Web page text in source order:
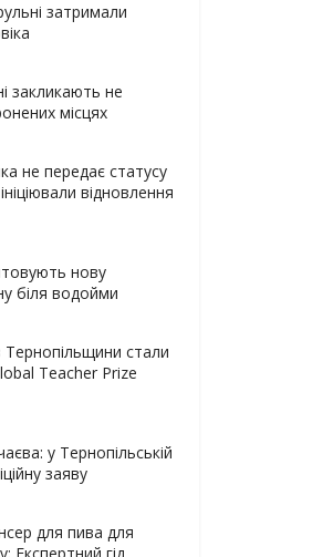
затримали
закликають не
місцях
не передає статусу
відновлення
нову
біля водойми
Тернопільщини стали
Teacher Prize
у Тернопільській
заяву
для пива для